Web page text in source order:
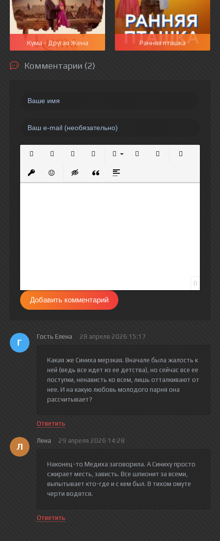
Кума - Другая Жена Ранняя пташка
Комментарии (2)
Вставить защищенную ссылку
Вставить смайлик
Вставка скрытого текста
Вставка цитаты
Вставка спойлера
0
Добавить комментарий
Г
Гость Елена 28 апреля 2026 15:17
Какая же Синиха мерзкая. Вначале была жалость к
ней (ведь все идет из ее детства), но сейчас все ее
поступки, ненависть ко всем, лишь отталкивают от
нее. И на какую любовь молодого парня она
рассчитывает?
Ответить
Л
Лена 29 апреля 2026 14:28
Наконец-то Медиха заговорила. А Синиху просто
сжирает месть, зависть. Все шпионит за всеми,
выпытывает кто-где и с кем был. В тихом омуте
черти водятся.
Ответить